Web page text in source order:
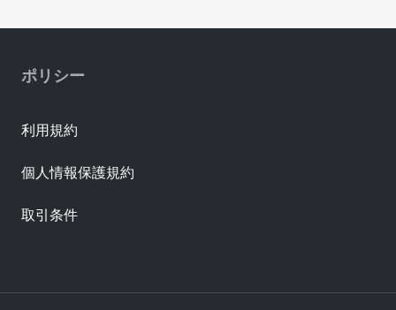
ポリシー
利用規約
個人情報保護規約
取引条件